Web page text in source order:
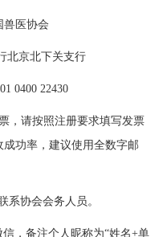
兽医协会
北京北下关支行
0400 22430
，请按照注册要求填写发票
功率，建议使用全数字邮
系协会会务人员。
，备注个人昵称为“姓名+单